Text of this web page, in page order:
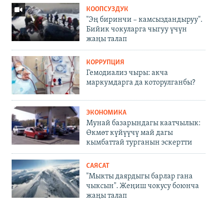
КООПСУЗДУК
"Эң биринчи – камсыздандыруу".
Бийик чокуларга чыгуу үчүн
жаңы талап
КОРРУПЦИЯ
Гемодиализ чыры: акча
маркумдарга да которулганбы?
ЭКОНОМИКА
Мунай базарындагы каатчылык:
Өкмөт күйүүчү май дагы
кымбаттай турганын эскертти
САЯСАТ
"Мыкты даярдыгы барлар гана
чыксын". Жеңиш чокусу боюнча
жаңы талап